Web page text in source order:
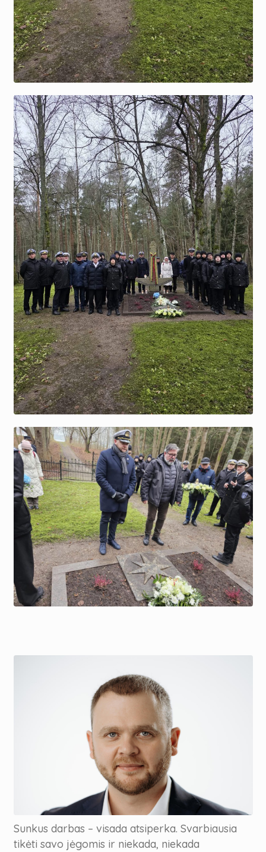
Sunkus darbas – visada atsiperka. Svarbiausia
tikėti savo jėgomis ir niekada, niekada